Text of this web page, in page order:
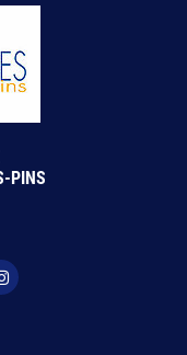
PINS